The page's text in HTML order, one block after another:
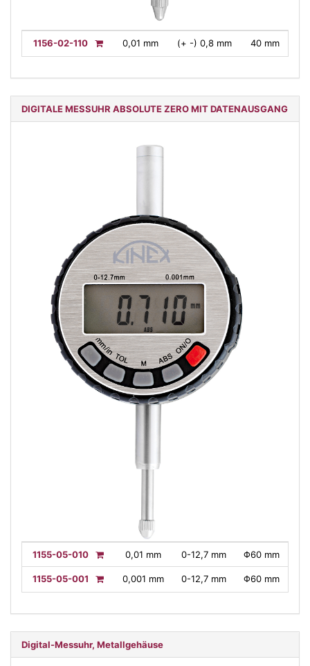
1156-02-110 0,01 mm (+ -) 0,8 mm 40 mm
DIGITALE MESSUHR ABSOLUTE ZERO MIT DATENAUSGANG
1155-05-010 0,01 mm 0-12,7 mm Φ60 mm
1155-05-001 0,001 mm 0-12,7 mm Φ60 mm
Digital-Messuhr, Metallgehäuse